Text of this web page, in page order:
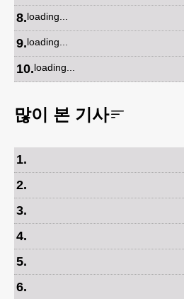
8.loading...
9.loading...
10.loading...
많이 본 기사
1.
2.
3.
4.
5.
6.